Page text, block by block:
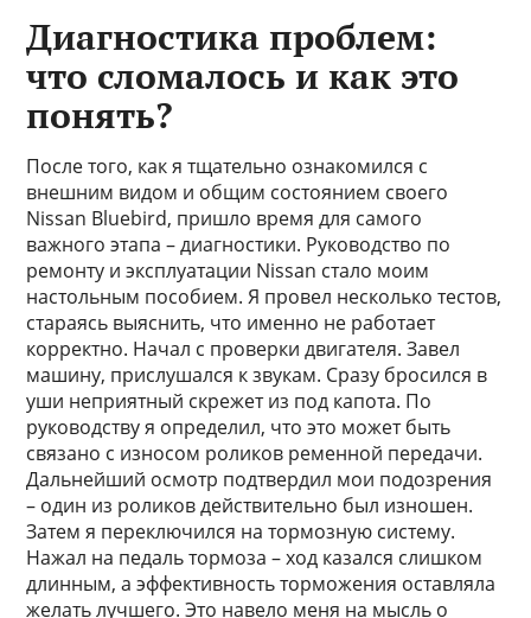
Диагностика проблем:
что сломалось и как это
понять?
После того, как я тщательно ознакомился с
внешним видом и общим состоянием своего
Nissan Bluebird, пришло время для самого
важного этапа – диагностики. Руководство по
ремонту и эксплуатации Nissan стало моим
настольным пособием. Я провел несколько тестов,
стараясь выяснить, что именно не работает
корректно. Начал с проверки двигателя. Завел
машину, прислушался к звукам. Сразу бросился в
уши неприятный скрежет из под капота. По
руководству я определил, что это может быть
связано с износом роликов ременной передачи.
Дальнейший осмотр подтвердил мои подозрения
– один из роликов действительно был изношен.
Затем я переключился на тормозную систему.
Нажал на педаль тормоза – ход казался слишком
длинным, а эффективность торможения оставляла
желать лучшего. Это навело меня на мысль о